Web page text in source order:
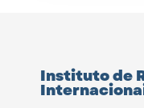
Instituto de